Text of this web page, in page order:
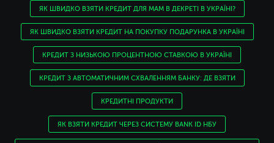
ЯК ШВИДКО ВЗЯТИ КРЕДИТ ДЛЯ МАМ В ДЕКРЕТІ В УКРАЇНІ?
ЯК ШВИДКО ВЗЯТИ КРЕДИТ НА ПОКУПКУ ПОДАРУНКА В УКРАЇНІ
КРЕДИТ З НИЗЬКОЮ ПРОЦЕНТНОЮ СТАВКОЮ В УКРАЇНІ
КРЕДИТ З АВТОМАТИЧНИМ СХВАЛЕННЯМ БАНКУ: ДЕ ВЗЯТИ
КРЕДИТНІ ПРОДУКТИ
ЯК ВЗЯТИ КРЕДИТ ЧЕРЕЗ СИСТЕМУ BANK ID НБУ